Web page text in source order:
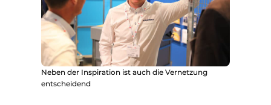
Neben der Inspiration ist auch die Vernetzung
entscheidend